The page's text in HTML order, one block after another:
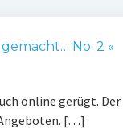
No. 2 «
online gerügt.
[…]